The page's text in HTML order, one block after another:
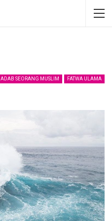
ADAB SEORANG MUSLIM FATWA ULAMA